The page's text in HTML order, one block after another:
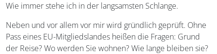
Wie immer stehe ich in der langsamsten Schlange.
Neben und vor allem vor mir wird gründlich geprüft. Ohne
Pass eines EU-Mitgliedslandes heißen die Fragen: Grund
der Reise? Wo werden Sie wohnen? Wie lange bleiben sie?